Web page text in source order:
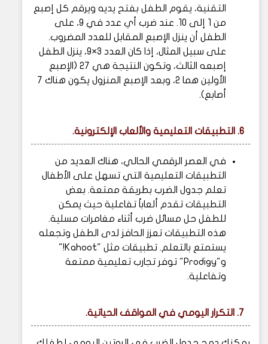
التقنية، يقوم الطفل بفتح يديه ويرقم كل إصبع
من 1 إلى 10. عند ضرب أي عدد في 9، على
الطفل أن ينزل الإصبع المقابل للعدد المضروب.
على سبيل المثال، إذا كان العدد 3×9، ينزل الطفل
إصبعه الثالث، وتكون النتيجة هي 27 (الإصبع
الأولين هما 2، وبعد الإصبع المنزول يكون هناك 7
أصابع).
6. التطبيقات التعليمية والألعاب الإلكترونية.
في العصر الرقمي الحالي، هناك العديد من
التطبيقات التعليمية التي تسهل على الأطفال
تعلم جدول الضرب بطريقة ممتعة. بعض
التطبيقات تقدم ألعاباً تفاعلية حيث يمكن
للطفل حل مسائل ضرب أثناء مغامرات مسلية.
هذه التطبيقات تعزز الحافز لدى الطفل وتجعله
يستمتع بالتعلم. تطبيقات مثل "Kahoot!"
و"Prodigy" توفر تجارب تعليمية ممتعة
وتفاعلية.
7. التكرار اليومي في المواقف الحياتية.